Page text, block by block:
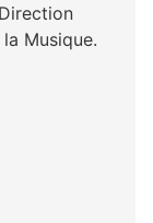
Musique.